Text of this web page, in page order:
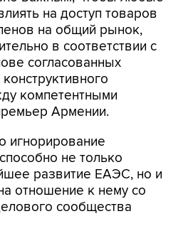
на доступ товаров
на общий рынок,
в соответствии с
согласованных
компетентными
Армении.
игнорирование
не только
развитие ЕАЭС, но и
отношение к нему со
сообщества